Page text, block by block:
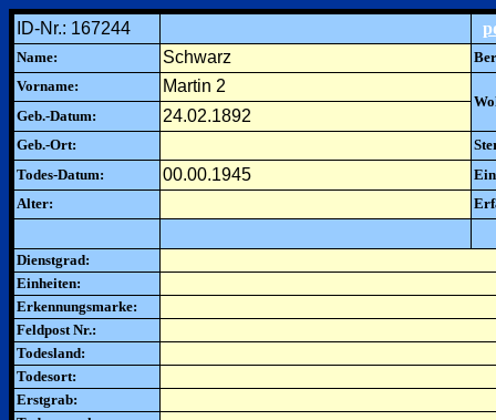
ID-Nr.: 167244
Name: Schwarz
Vorname:
Martin 2
Geb.-Datum:
24.02.1892
Geb.-Ort:
Todes-Datum:
00.00.1945
Alter:
Dienstgrad:
Einheiten:
Erkennungsmarke:
Feldpost Nr.:
Todesland:
Todesort:
Erstgrab: